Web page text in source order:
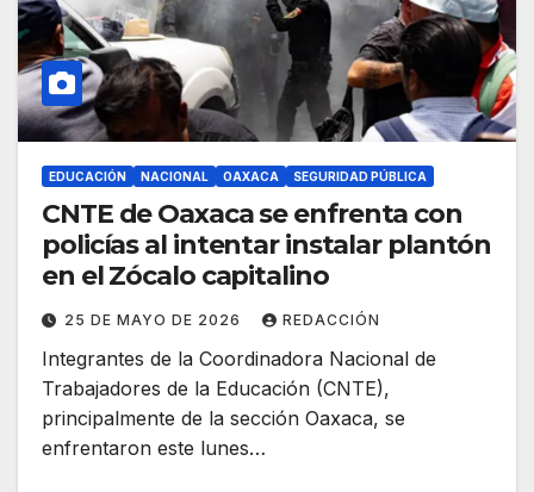
EDUCACIÓN NACIONAL OAXACA SEGURIDAD PÚBLICA
CNTE de Oaxaca se enfrenta con
policías al intentar instalar plantón
en el Zócalo capitalino
25 DE MAYO DE 2026 REDACCIÓN
Integrantes de la Coordinadora Nacional de
Trabajadores de la Educación (CNTE),
principalmente de la sección Oaxaca, se
enfrentaron este lunes…